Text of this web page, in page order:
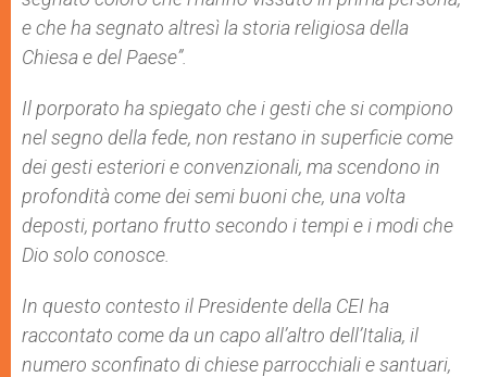
e che ha segnato altresì la storia religiosa della
Chiesa e del Paese”.
Il porporato ha spiegato che i gesti che si compiono
nel segno della fede, non restano in superficie come
dei gesti esteriori e convenzionali, ma scendono in
profondità come dei semi buoni che, una volta
deposti, portano frutto secondo i tempi e i modi che
Dio solo conosce.
In questo contesto il Presidente della CEI ha
raccontato come da un capo all’altro dell’Italia, il
numero sconfinato di chiese parrocchiali e santuari,